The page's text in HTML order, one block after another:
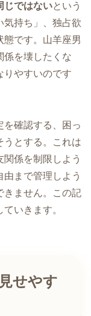
じではないという
気持ち」、独占欲
態です。山羊座男
係を壊したくな
りやすいのです
を確認する、困っ
うとする。これは
係を制限しよう
まで管理しよう
きません。この記
いきます。
せやす